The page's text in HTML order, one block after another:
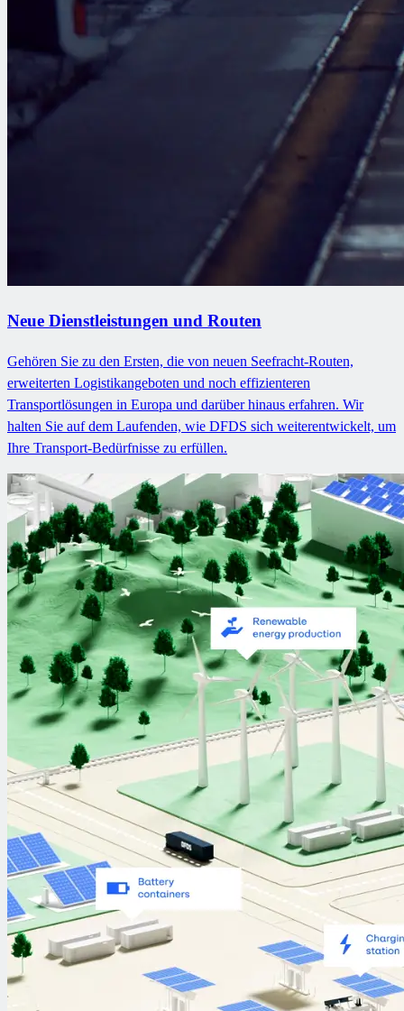
Neue Dienstleistungen und Routen
Gehören Sie zu den Ersten, die von neuen Seefracht-Routen,
erweiterten Logistikangeboten und noch effizienteren
Transportlösungen in Europa und darüber hinaus erfahren. Wir
halten Sie auf dem Laufenden, wie DFDS sich weiterentwickelt, um
Ihre Transport-Bedürfnisse zu erfüllen.